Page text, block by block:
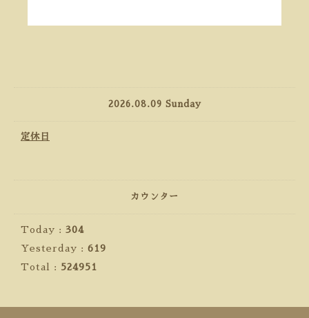
2026.08.09 Sunday
定休日
カウンター
Today : 304
Yesterday : 619
Total : 524951